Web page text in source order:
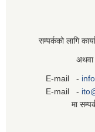
सम्पर्कको लागि
अथवा
E-mail -
E-mail -
मा सम्पर्क